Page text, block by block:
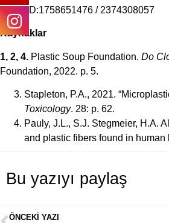
Stock ID:1758651476 / 2374308057
Kaynaklar
1, 2, 4. Plastic Soup Foundation. Do
Foundation, 2022. p. 5.
Stapleton, P.A., 2021.
Toxicology. 28: p. 62.
Pauly, J.L., S.J. Stegmeier, H.A.
and plastic fibers found in human
Bu yazıyı paylaş
ÖNCEKI YAZI